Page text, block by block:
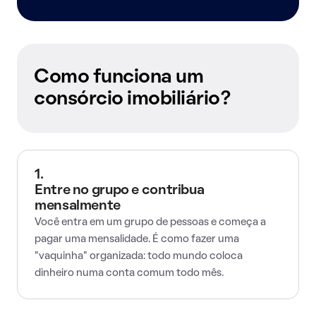
Como funciona um
consórcio imobiliário?
1.
Entre no grupo e contribua
mensalmente
Você entra em um grupo de pessoas e começa a
pagar uma mensalidade. É como fazer uma
"vaquinha" organizada: todo mundo coloca
dinheiro numa conta comum todo mês.